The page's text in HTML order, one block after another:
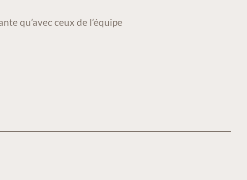
qu’avec ceux de l’équipe